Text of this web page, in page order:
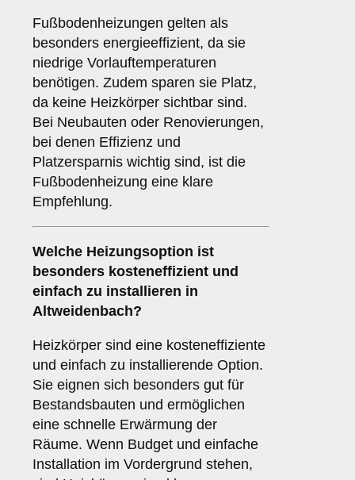
Fußbodenheizungen gelten als
besonders energieeffizient, da sie
niedrige Vorlauftemperaturen
benötigen. Zudem sparen sie Platz,
da keine Heizkörper sichtbar sind.
Bei Neubauten oder Renovierungen,
bei denen Effizienz und
Platzersparnis wichtig sind, ist die
Fußbodenheizung eine klare
Empfehlung.
Welche Heizungsoption ist
besonders kosteneffizient und
einfach zu installieren in
Altweidenbach?
Heizkörper sind eine kosteneffiziente
und einfach zu installierende Option.
Sie eignen sich besonders gut für
Bestandsbauten und ermöglichen
eine schnelle Erwärmung der
Räume. Wenn Budget und einfache
Installation im Vordergrund stehen,